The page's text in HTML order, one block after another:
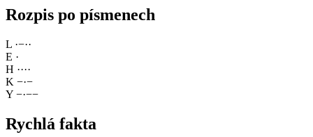
Rozpis po písmenech
L ·−··
E ·
H ····
K −·−
Y −·−−
Rychlá fakta